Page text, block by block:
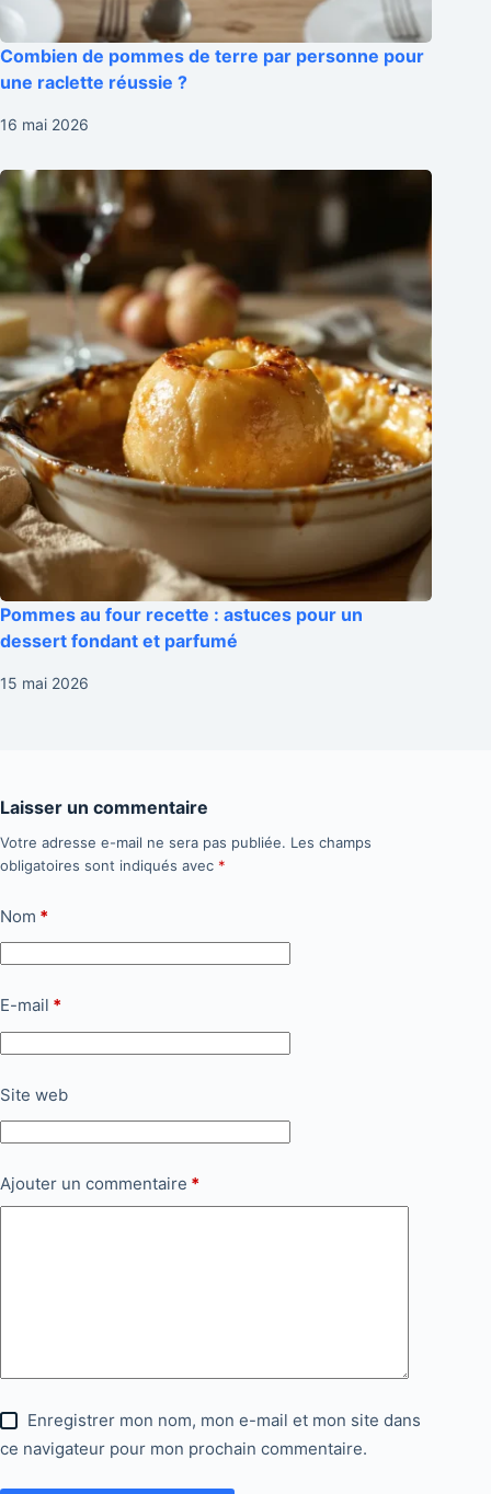
Combien de pommes de terre par personne pour
une raclette réussie ?
16 mai 2026
Pommes au four recette : astuces pour un
dessert fondant et parfumé
15 mai 2026
Laisser un commentaire
Votre adresse e-mail ne sera pas publiée. Les champs
obligatoires sont indiqués avec *
Nom *
E-mail *
Site web
Ajouter un commentaire *
Enregistrer mon nom, mon e-mail et mon site dans
ce navigateur pour mon prochain commentaire.